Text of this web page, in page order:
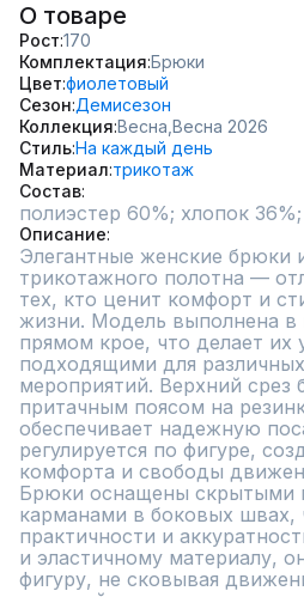
О товаре
Рост 170
Комплектация Брюки
Цвет фиолетовый
Сезон Демисезон
Коллекция Весна, Весна 2026
СтильНа каждый день
Материал трикотаж
Состав
полиэстер 60%; хлопок
Описание
Элегантные женские брюки
трикотажного полотна —
тех, кто ценит комфорт и
жизни. Модель выполнена в
прямом крое, что делает их
подходящими для
мероприятий. Верхний срез
притачным поясом на
обеспечивает надежную
регулируется по фигуре,
комфорта и свободы
Брюки оснащены скрытыми
карманами в боковых швах,
практичности и
и эластичному материалу,
фигуру, не сковывая